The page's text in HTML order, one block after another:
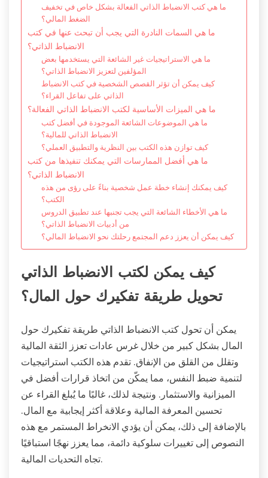
ما هي كتب الانضباط الذاتي الفعالة بشكل خاص في تخفيف
الضغط المالي؟
ما هي السمات النادرة التي يجب أن تبحث عنها في كتب
الانضباط الذاتي؟
ما هي الاستراتيجيات غير الشائعة التي يستخدمها بعض
المؤلفين لتعزيز الانضباط الذاتي؟
كيف يمكن أن تؤثر القصص الشخصية في كتب الانضباط
الذاتي على تفاعل القراء؟
ما هي الميزات الأساسية لكتب الانضباط الذاتي الفعالة؟
ما هي الموضوعات الشائعة الموجودة في أفضل كتب
الانضباط الذاتي للمالية؟
كيف توازن هذه الكتب بين النظرية والتطبيق العملي؟
ما هي أفضل الممارسات التي يمكنك تنفيذها من كتب
الانضباط الذاتي؟
كيف يمكنك إنشاء خطة عمل شخصية بناءً على رؤى من هذه
الكتب؟
ما هي الأخطاء الشائعة التي يجب تجنبها عند تطبيق الدروس
من أدبيات الانضباط الذاتي؟
كيف يمكن أن يعزز دعم المجتمع رحلتك نحو الانضباط المالي؟
كيف يمكن لكتب الانضباط الذاتي
تحويل طريقة تفكيرك حول المال؟
يمكن أن تحول كتب الانضباط الذاتي طريقة تفكيرك حول
المال بشكل كبير من خلال غرس عادات تعزز الثقة المالية
وتقلل من القلق من الإنفاق. تقدم هذه الكتب استراتيجيات
لتنمية ضبط النفس، مما يمكّن من اتخاذ قرارات أفضل في
الميزانية والاستثمار. ونتيجة لذلك، غالبًا ما يُبلغ القراء عن
تحسين المعرفة المالية وعلاقة أكثر إيجابية مع المال.
بالإضافة إلى ذلك، يمكن أن يؤدي الانخراط المستمر مع هذه
النصوص إلى تغييرات سلوكية دائمة، مما يعزز نهجًا استباقيًا
تجاه التحديات المالية.